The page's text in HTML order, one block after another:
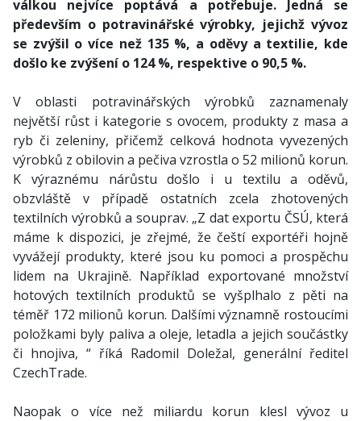
válkou nejvíce poptává a potřebuje. Jedná se
především o potravinářské výrobky, jejichž vývoz
se zvýšil o více než 135 %, a oděvy a textilie, kde
došlo ke zvýšení o 124 %, respektive o 90,5 %.
V oblasti potravinářských výrobků zaznamenaly
největší růst i kategorie s ovocem, produkty z masa a
ryb či zeleniny, přičemž celková hodnota vyvezených
výrobků z obilovin a pečiva vzrostla o 52 milionů korun.
K výraznému nárůstu došlo i u textilu a oděvů,
obzvláště v případě ostatních zcela zhotovených
textilních výrobků a souprav. „Z dat exportu ČSÚ, která
máme k dispozici, je zřejmé, že čeští exportéři hojně
vyvážejí produkty, které jsou ku pomoci a prospěchu
lidem na Ukrajině. Například exportované množství
hotových textilních produktů se vyšplhalo z pěti na
téměř 172 milionů korun. Dalšími významně rostoucími
položkami byly paliva a oleje, letadla a jejich součástky
či hnojiva, “ říká Radomil Doležal, generální ředitel
CzechTrade.
Naopak o více než miliardu korun klesl vývoz u